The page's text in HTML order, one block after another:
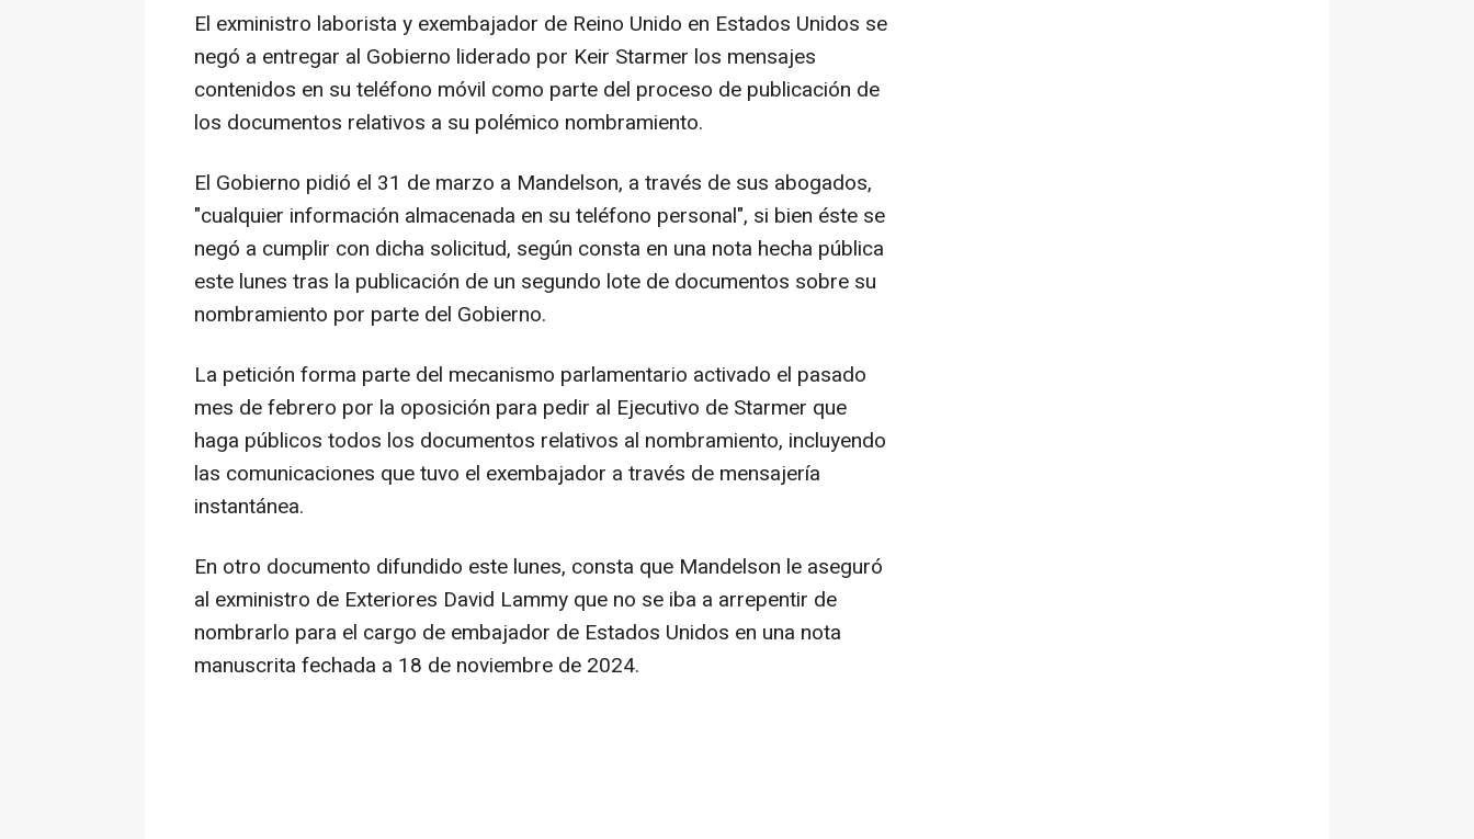
El exministro laborista y exembajador de Reino Unido en Estados Unidos se
negó a entregar al Gobierno liderado por Keir Starmer los mensajes
contenidos en su teléfono móvil como parte del proceso de publicación de
los documentos relativos a su polémico nombramiento.
El Gobierno pidió el 31 de marzo a Mandelson, a través de sus abogados,
"cualquier información almacenada en su teléfono personal", si bien éste se
negó a cumplir con dicha solicitud, según consta en una nota hecha pública
este lunes tras la publicación de un segundo lote de documentos sobre su
nombramiento por parte del Gobierno.
La petición forma parte del mecanismo parlamentario activado el pasado
mes de febrero por la oposición para pedir al Ejecutivo de Starmer que
haga públicos todos los documentos relativos al nombramiento, incluyendo
las comunicaciones que tuvo el exembajador a través de mensajería
instantánea.
En otro documento difundido este lunes, consta que Mandelson le aseguró
al exministro de Exteriores David Lammy que no se iba a arrepentir de
nombrarlo para el cargo de embajador de Estados Unidos en una nota
manuscrita fechada a 18 de noviembre de 2024.